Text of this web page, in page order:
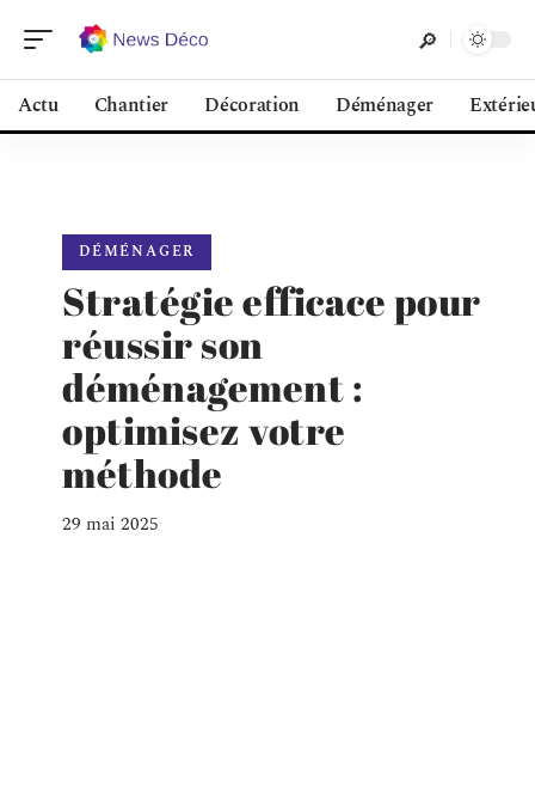
Actu Chantier Décoration Déménager
DÉMÉNAGER
Stratégie efficace pour
réussir son
déménagement :
optimisez votre
méthode
29 mai 2025